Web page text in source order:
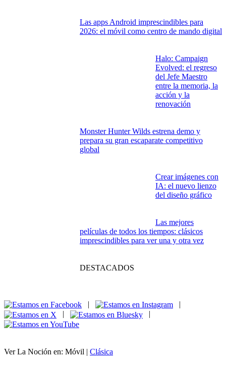
Las apps Android imprescindibles para
2026: el móvil como centro de mando digital
Halo: Campaign
Evolved: el regreso
del Jefe Maestro
entre la memoria, la
acción y la
renovación
Monster Hunter Wilds estrena demo y
prepara su gran escaparate competitivo
global
Crear imágenes con
IA: el nuevo lienzo
del diseño gráfico
Las mejores
películas de todos los tiempos: clásicos
imprescindibles para ver una y otra vez
DESTACADOS
|
|
Ver La Noción en: Móvil | Clásica